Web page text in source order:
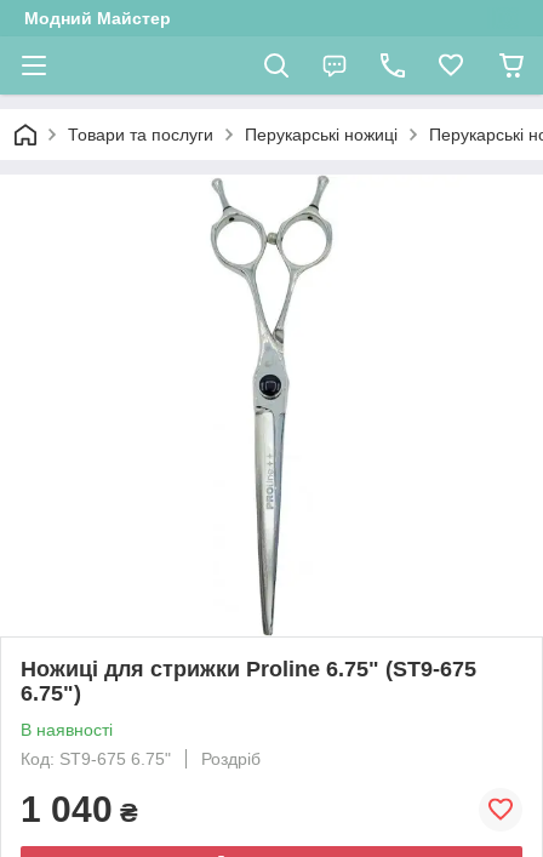
Модний Майстер
Товари та послуги Перукарські ножиці Перукарські
Ножиці для стрижки Proline 6.75" (ST9-675
6.75")
В наявності
Код: ST9-675 6.75"
Роздріб
1 040 ₴